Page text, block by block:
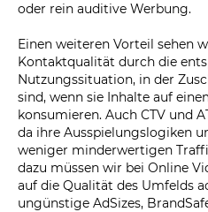
oder rein auditive Werbung.
Einen weiteren Vorteil sehen
Kontaktqualität durch die
Nutzungssituation, in der
sind, wenn sie Inhalte auf
konsumieren. Auch CTV und
da ihre Ausspielungslogiken
weniger minderwertigen
dazu müssen wir bei Online
auf die Qualität des Umfelds
ungünstige AdSizes,